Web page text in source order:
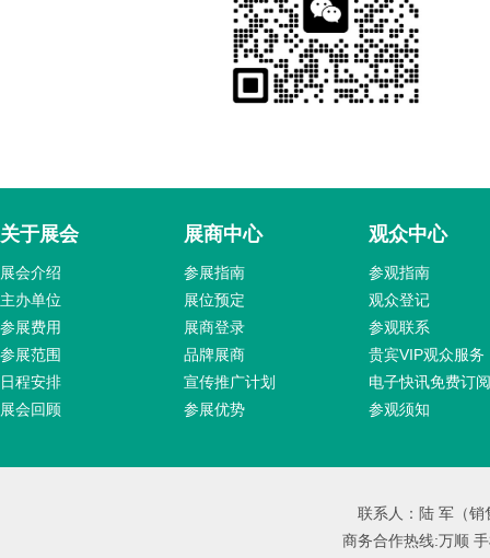
关于展会
展会介绍
主办单位
参展费用
参展范围
日程安排
展会回顾
展商中心
参展指南
展位预定
展商登录
品牌展商
宣传推广计划
参展优势
观众中心
参观指南
观众登记
参观联系
贵宾VIP观众服务
电子快讯免费订阅
参观须知
联系人：陆 军（
商务合作热线:万顺